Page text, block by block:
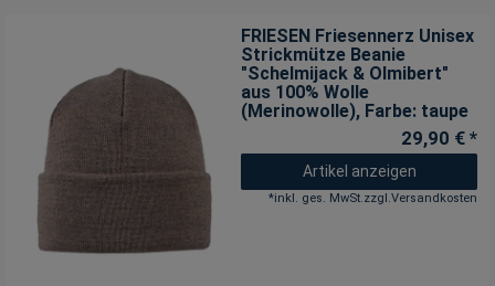
FRIESEN Friesennerz Unisex
Strickmütze Beanie
"Schelmijack & Olmibert"
aus 100% Wolle
(Merinowolle), Farbe: taupe
29,90 € *
Artikel anzeigen
*inkl. ges. MwSt.zzgl.Versandkosten